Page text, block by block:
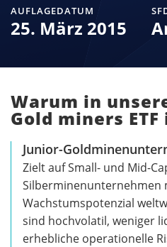
AUFLAGEDATUM
25. März 2015
Warum in
Gold miners
Junior-
Zielt auf Small- und Mid-
Silberminenunternehmen
Wachstumspotenzial
sind hochvolatil, weniger
erhebliche operationelle